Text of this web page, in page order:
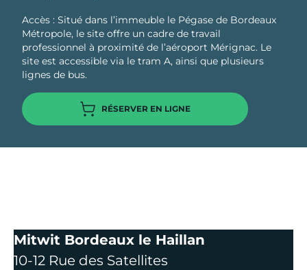
Accès : Situé dans l’immeuble le Pégase de Bordeaux
Métropole, le site offre un cadre de travail
professionnel à proximité de l’aéroport Mérignac. Le
site est accessible via le tram A, ainsi que plusieurs
lignes de bus.
RÉSERVER EN LIGNE
Mitwit Bordeaux le Haillan
10-12 Rue des Satellites